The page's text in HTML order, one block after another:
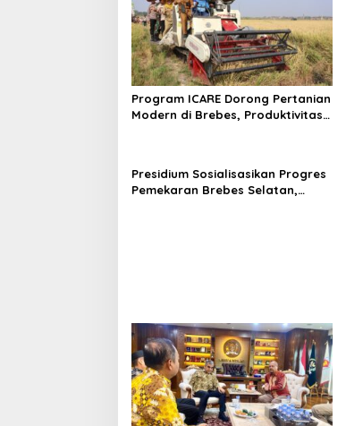
Program ICARE Dorong Pertanian
Modern di Brebes, Produktivitas
Presidium Sosialisasikan Progres
Pemekaran Brebes Selatan,